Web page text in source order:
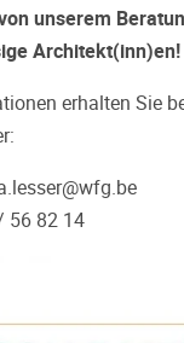
unserem
Architekt(inn)en!
erhalten Sie
56 82 14